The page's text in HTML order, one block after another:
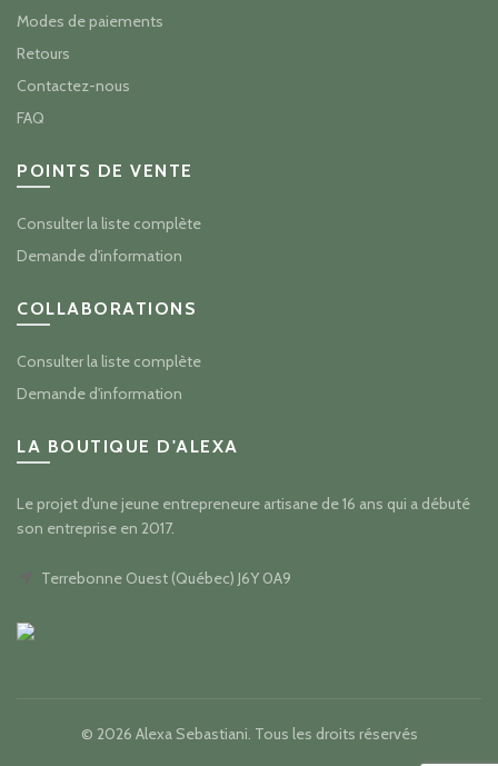
Modes de paiements
Retours
Contactez-nous
FAQ
POINTS DE VENTE
Consulter la liste complète
Demande d'information
COLLABORATIONS
Consulter la liste complète
Demande d'information
LA BOUTIQUE D'ALEXA
Le projet d'une jeune entrepreneure artisane de 16 ans qui a débuté
son entreprise en 2017.
Terrebonne Ouest (Québec) J6Y 0A9
© 2026 Alexa Sebastiani. Tous les droits réservés